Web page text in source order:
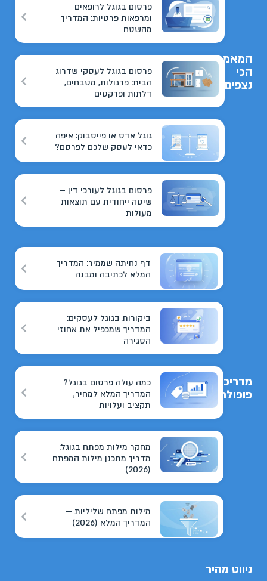
המאמרים
הכי
נצפים
פרסום בגוגל לרופאים
ומרפאות פרטיות: המדריך
מהשטח
פרסום בגוגל לעסקי שדרוג
הבית: פרגולות, מטבחים,
דלתות ופרקטים
גוגל אדס או פייסבוק: איפה
כדאי לעסק שלכם לפרסם?
פרסום בגוגל לעורכי דין –
שיטה ייחודית עם תוצאות
מעולות
מדריכים
פופולריים
דף נחיתה שממיר: המדריך
המלא לכתיבה ומבנה
ביקורות בגוגל לעסקים:
המדריך שמכפיל את אחוזי
הסגירה
כמה עולה פרסום בגוגל?
המדריך המלא למחיר,
תקציב ועלויות
מחקר מילות מפתח בגוגל:
מדריך מתכנן מילות המפתח
מילות מפתח שליליות —
המדריך המלא (2026)
ניווט מהיר